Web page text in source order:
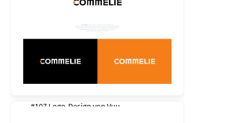
#107 Logo-Design von Vuu